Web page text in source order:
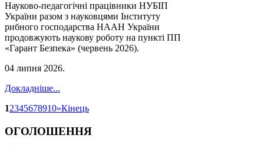
Науково-педагогічні працівники НУБІП
України разом з науковцями Інституту
рибного господарства НААН України
продовжують наукову роботу на пункті ПП
«Гарант Безпека» (червень 2026).
04 липня 2026.
Докладніше...
12345678910»Кінець
ОГОЛОШЕННЯ